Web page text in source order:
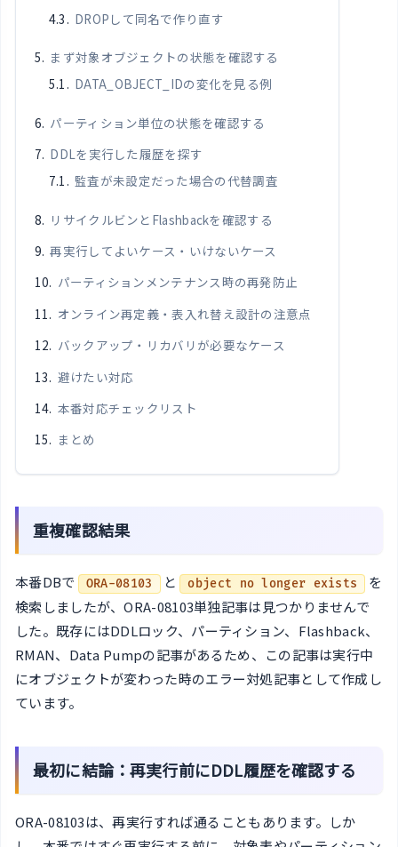
DROPして同名で作り直す
まず対象オブジェクトの状態を確認する
DATA_OBJECT_IDの変化を見る例
パーティション単位の状態を確認する
DDLを実行した履歴を探す
監査が未設定だった場合の代替調査
リサイクルビンとFlashbackを確認する
再実行してよいケース・いけないケース
パーティションメンテナンス時の再発防止
オンライン再定義・表入れ替え設計の注意点
バックアップ・リカバリが必要なケース
避けたい対応
本番対応チェックリスト
まとめ
重複確認結果
本番DBで ORA-08103 と object no longer exists
を
検索しましたが、ORA-08103単独記事は見つかりませんで
した。既存にはDDLロック、パーティション、Flashback、
RMAN、Data Pumpの記事があるため、この記事は実行中
にオブジェクトが変わった時のエラー対処記事として作成し
ています。
最初に結論：再実行前にDDL履歴を確認する
ORA-08103は、再実行すれば通ることもあります。しか